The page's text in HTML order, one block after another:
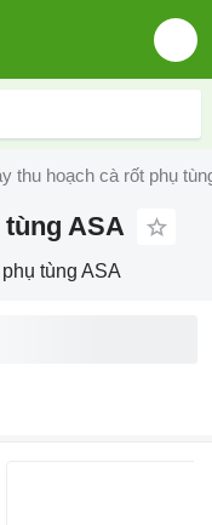
thu hoạch cà rốt phụ
ASA
tùng ASA